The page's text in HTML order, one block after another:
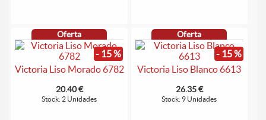
Oferta
- 15 %
Victoria Liso Morado 6782
20.40 €
Stock: 2 Unidades
Oferta
- 15 %
Victoria Liso Blanco 6613
26.35 €
Stock: 9 Unidades